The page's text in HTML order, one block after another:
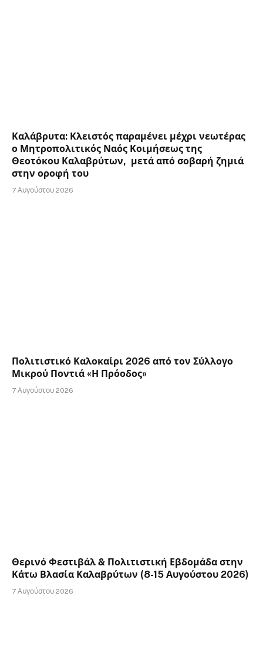
Καλάβρυτα: Κλειστός παραμένει μέχρι νεωτέρας
ο Μητροπολιτικός Ναός Κοιμήσεως της
Θεοτόκου Καλαβρύτων, μετά από σοβαρή ζημιά
στην οροφή του
7 Αυγούστου 2026
Πολιτιστικό Καλοκαίρι 2026 από τον Σύλλογο
Μικρού Ποντιά «Η Πρόοδος»
7 Αυγούστου 2026
Θερινό Φεστιβάλ & Πολιτιστική Εβδομάδα στην
Κάτω Βλασία Καλαβρύτων (8-15 Αυγούστου 2026)
7 Αυγούστου 2026